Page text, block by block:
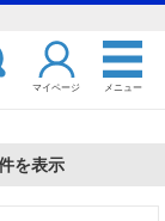
マイページ メニュー
を表示